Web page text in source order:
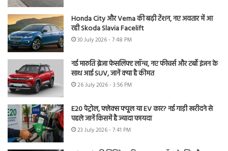
Honda City और Verna की बढ़ी टेंशन, नए अवतार में आ
रही Skoda Slavia Facelift
30 July 2026 - 7:48 PM
नई मारुति ब्रेजा फेसलिफ्ट लॉन्च, नए फीचर्स और टर्बो इंजन के
साथ आई SUV, जानें क्या है कीमत
26 July 2026 - 3:56 PM
E20 पेट्रोल, फ्लेक्स फ्यूल या EV कार? नई गाड़ी खरीदने से
पहले जानें किसमें है ज्यादा फायदा
23 July 2026 - 7:41 PM